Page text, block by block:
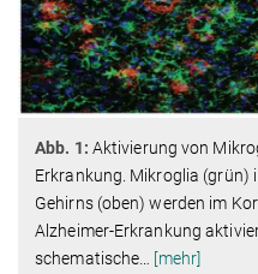
Abb. 1: Aktivierung von
Erkrankung. Mikroglia (grün)
Gehirns (oben) werden im
Alzheimer-Erkrankung
schematische
[mehr]